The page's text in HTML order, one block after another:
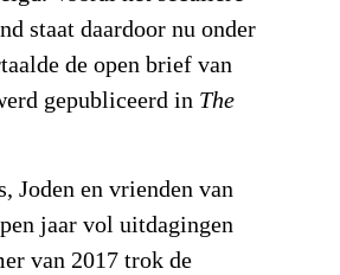
staat daardoor nu onder
de open brief van
gepubliceerd in The
Joden en vrienden van
jaar vol uitdagingen
van 2017 trok de